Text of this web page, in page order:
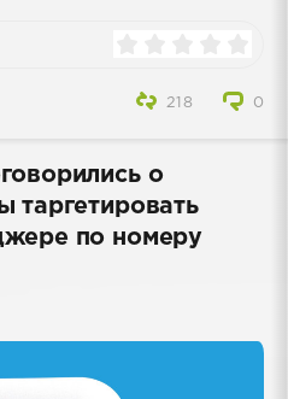
0
218
о
таргетировать
по номеру